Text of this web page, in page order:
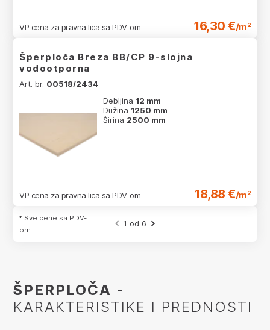
VP cena za pravna lica sa PDV-om 16,30 €/m²
Šperploča Breza BB/CP 9-slojna
vodootporna
Art. br. 00518/2434
Debljina 12 mm
Dužina 1250 mm
Širina 2500 mm
VP cena za pravna lica sa PDV-om 18,88 €/m²
* Sve cene sa PDV-
om
1 od 6
ŠPERPLOČA -
KARAKTERISTIKE I PREDNOSTI